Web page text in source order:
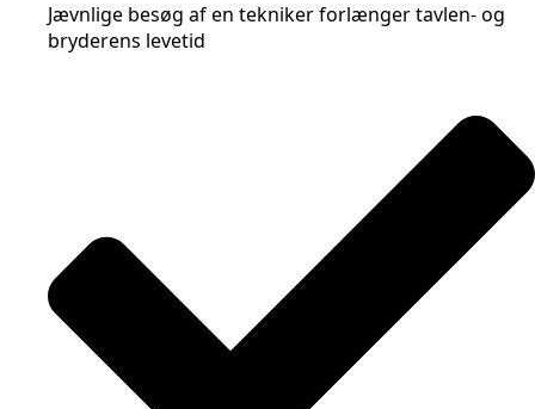
Jævnlige besøg af en tekniker forlænger tavlen- og
bryderens levetid